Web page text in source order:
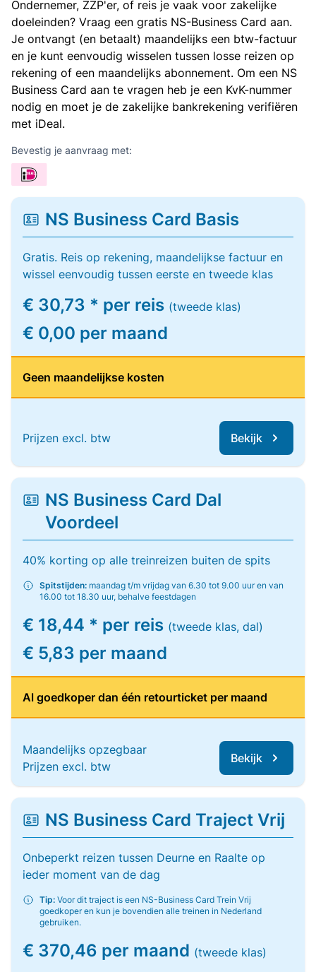
Ondernemer, ZZP'er, of reis je vaak voor zakelijke
doeleinden? Vraag een gratis NS-Business Card aan.
Je ontvangt (en betaalt) maandelijks een btw-factuur
en je kunt eenvoudig wisselen tussen losse reizen op
rekening of een maandelijks abonnement. Om een NS
Business Card aan te vragen heb je een KvK-nummer
nodig en moet je de zakelijke bankrekening verifiëren
met iDeal.
Bevestig je aanvraag met:
NS Business Card Basis
Gratis. Reis op rekening, maandelijkse factuur en
wissel eenvoudig tussen eerste en tweede klas
€ 30,73 * per reis (tweede klas)
€ 0,00 per maand
Geen maandelijkse kosten
Prijzen excl. btw Bekijk
NS Business Card Dal
Voordeel
40% korting op alle treinreizen buiten de spits
Spitstijden: maandag t/m vrijdag van 6.30 tot 9.00 uur en van
16.00 tot 18.30 uur, behalve feestdagen
€ 18,44 * per reis (tweede klas, dal)
€ 5,83 per maand
Al goedkoper dan één retourticket per maand
Maandelijks opzegbaar
Prijzen excl. btw
Bekijk
NS Business Card Traject Vrij
Onbeperkt reizen tussen Deurne en Raalte op
ieder moment van de dag
Tip: Voor dit traject is een NS-Business Card Trein Vrij
goedkoper en kun je bovendien alle treinen in Nederland
gebruiken.
€ 370,46 per maand (tweede klas)